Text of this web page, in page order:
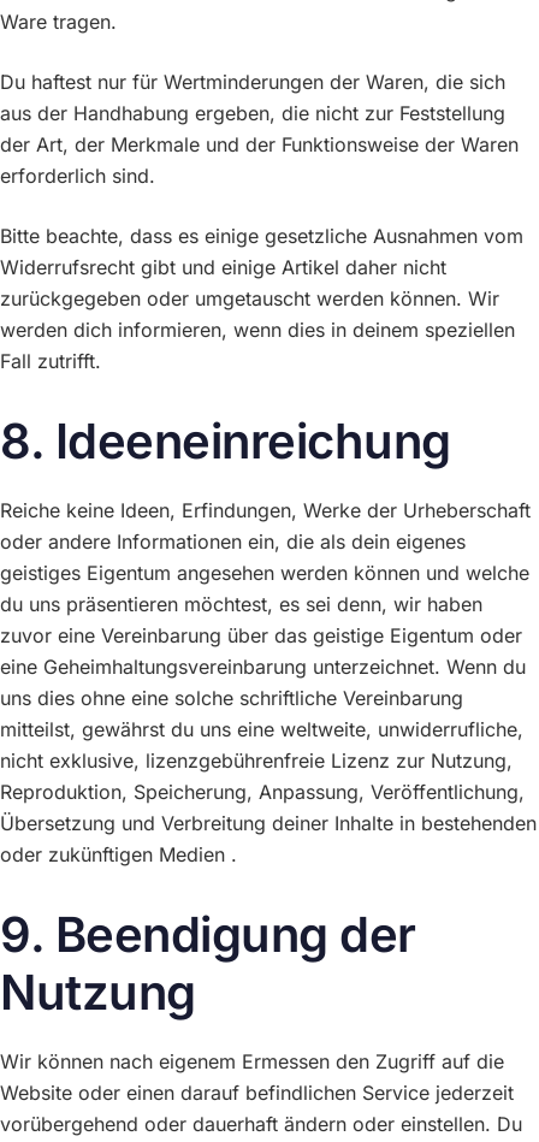
Ware tragen.
Du haftest nur für Wertminderungen der Waren, die sich
aus der Handhabung ergeben, die nicht zur Feststellung
der Art, der Merkmale und der Funktionsweise der Waren
erforderlich sind.
Bitte beachte, dass es einige gesetzliche Ausnahmen vom
Widerrufsrecht gibt und einige Artikel daher nicht
zurückgegeben oder umgetauscht werden können. Wir
werden dich informieren, wenn dies in deinem speziellen
Fall zutrifft.
8. Ideeneinreichung
Reiche keine Ideen, Erfindungen, Werke der Urheberschaft
oder andere Informationen ein, die als dein eigenes
geistiges Eigentum angesehen werden können und welche
du uns präsentieren möchtest, es sei denn, wir haben
zuvor eine Vereinbarung über das geistige Eigentum oder
eine Geheimhaltungsvereinbarung unterzeichnet. Wenn du
uns dies ohne eine solche schriftliche Vereinbarung
mitteilst, gewährst du uns eine weltweite, unwiderrufliche,
nicht exklusive, lizenzgebührenfreie Lizenz zur Nutzung,
Reproduktion, Speicherung, Anpassung, Veröffentlichung,
Übersetzung und Verbreitung deiner Inhalte in bestehenden
oder zukünftigen Medien .
9. Beendigung der
Nutzung
Wir können nach eigenem Ermessen den Zugriff auf die
Website oder einen darauf befindlichen Service jederzeit
vorübergehend oder dauerhaft ändern oder einstellen. Du